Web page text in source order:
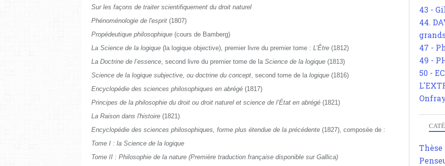
Sur les façons de traiter scientifiquement du droit naturel
Phénoménologie de l'esprit (1807)
Propédeutique philosophique (cours de Bamberg)
La Science de la logique (la logique objective), premier livre du premier tome : L’Être (1812)
La Doctrine de l’essence , second livre du premier tome de la Science de la logique (1813)
Science de la logique subjective, ou doctrine du concept , second tome de la logique (1816)
Encyclopédie des sciences philosophiques en abrégé (1817)
Principes de la philosophie du droit ou droit naturel et science de l’État en abrégé (1821)
La Raison dans l'histoire (1821)
Encyclopédie des sciences philosophiques, forme plus étendue de la précédente (1827), composée de :
Tome I : la Science de la logique
Tome II : Philosophie de la nature (Première traduction française disponible sur Gallica)
43 -
44.
47 -
49 -
50 -
Thèse